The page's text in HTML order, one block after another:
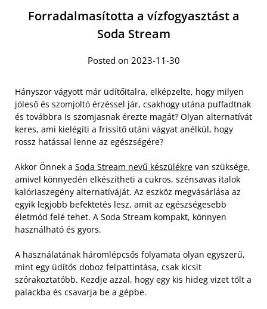
Forradalmasította a vízfogyasztást a
Soda Stream
Posted on 2023-11-30
Hányszor vágyott már üdítőitalra, elképzelte, hogy milyen
jóleső és szomjoltó érzéssel jár, csakhogy utána puffadtnak
és továbbra is szomjasnak érezte magát? Olyan alternatívát
keres, ami kielégíti a frissítő utáni vágyat anélkül, hogy
rossz hatással lenne az egészségére?
Akkor Önnek a Soda Stream nevű készülékre van szüksége,
amivel könnyedén elkészítheti a cukros, szénsavas italok
kalóriaszegény alternatíváját. Az eszköz megvásárlása az
egyik legjobb befektetés lesz, amit az egészségesebb
életmód felé tehet. A Soda Stream kompakt, könnyen
használható és gyors.
A használatának háromlépcsős folyamata olyan egyszerű,
mint egy üdítős doboz felpattintása, csak kicsit
szórakoztatóbb. Kezdje azzal, hogy egy kis hideg vizet tölt a
palackba és csavarja be a gépbe.